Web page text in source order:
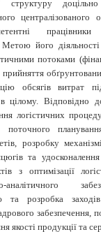
структуру
централізованого
працівники
його
потоками
обсягів витрат
цілому. Відповідно
логістичних
поточного
розробку
та
з оптимізації
аналітичного
та розробка
забезпечення,
якості продукції та